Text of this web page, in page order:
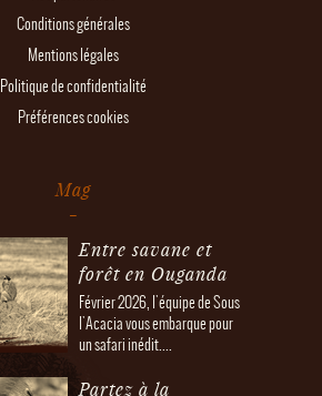
Conditions générales
Mentions légales
Politique de confidentialité
Préférences cookies
Mag
Entre savane et
forêt en Ouganda
Février 2026, l'équipe de Sous
l'Acacia vous embarque pour
un safari inédit....
Partez à la